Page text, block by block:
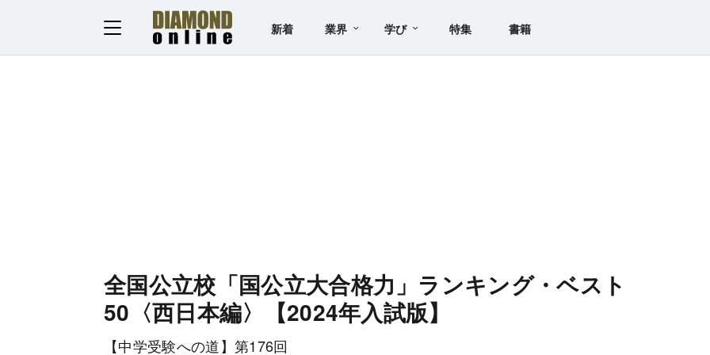
新着 業界 学び 特集 書籍
全国公立校「国公立大合格力」ランキング・ベスト
50〈西日本編〉【2024年入試版】
【中学受験への道】第176回